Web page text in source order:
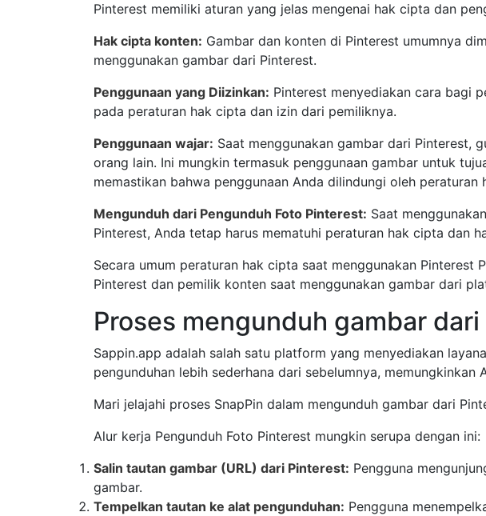
Pinterest memiliki aturan yang jelas mengenai hak cipta dan
Hak cipta konten: Gambar dan konten di Pinterest umumnya
menggunakan gambar dari Pinterest.
Penggunaan yang Diizinkan: Pinterest menyediakan cara bagi
pada peraturan hak cipta dan izin dari pemiliknya.
Penggunaan wajar: Saat menggunakan gambar dari Pinterest,
orang lain. Ini mungkin termasuk penggunaan gambar untuk
memastikan bahwa penggunaan Anda dilindungi oleh peraturan
Mengunduh dari Pengunduh Foto Pinterest: Saat
Pinterest, Anda tetap harus mematuhi peraturan hak cipta dan
Secara umum peraturan hak cipta saat menggunakan
Pinterest dan pemilik konten saat menggunakan gambar dari
Proses mengunduh gambar
Sappin.app adalah salah satu platform yang menyediakan
pengunduhan lebih sederhana dari sebelumnya,
Mari jelajahi proses SnapPin dalam mengunduh gambar dari
Alur kerja Pengunduh Foto Pinterest mungkin serupa dengan ini:
Salin tautan gambar (URL) dari Pinterest: Pengguna
gambar.
Tempelkan tautan ke alat pengunduhan: Pengguna